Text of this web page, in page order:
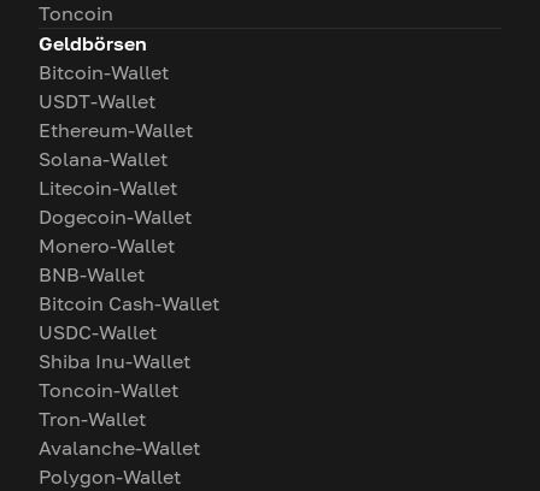
Toncoin
Geldbörsen
Bitcoin-Wallet
USDT-Wallet
Ethereum-Wallet
Solana-Wallet
Litecoin-Wallet
Dogecoin-Wallet
Monero-Wallet
BNB-Wallet
Bitcoin Cash-Wallet
USDC-Wallet
Shiba Inu-Wallet
Toncoin-Wallet
Tron-Wallet
Avalanche-Wallet
Polygon-Wallet